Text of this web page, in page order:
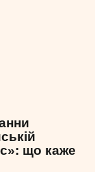
що каже